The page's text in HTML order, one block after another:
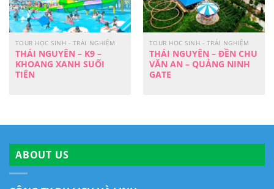
TOUR HỌC SINH - TRẢI NGHIỆM
THÁI NGUYÊN – K9 –
KHOANG XANH SUỐI
TIÊN
TOUR HỌC SINH - TRẢI NGHIỆM
THÁI NGUYÊN – ĐỀN CHU
VĂN AN – QUẢNG NINH
GATE
ABOUT US